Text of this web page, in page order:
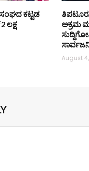
ಸಂಘದ ಕಟ್ಟಡ
ಲಕ್ಷ
ಅಕ್ರಮ
August